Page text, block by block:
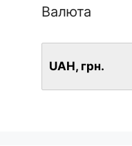
Валюта
UAH, грн.